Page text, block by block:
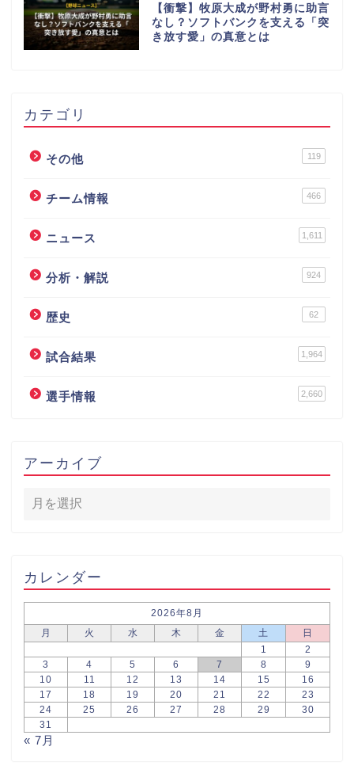
【衝撃】牧原大成が野村勇に助言
なし？ソフトバンクを支える「突
き放す愛」の真意とは
カテゴリ
その他 119
チーム情報 466
ニュース 1,611
分析・解説 924
歴史 62
試合結果 1,964
選手情報 2,660
アーカイブ
カレンダー
2026年8月
月
火 水 木 金 土
日
1
2
3
4 5 6 7 8
9
10
11 12 13 14 15
16
17
18 19 20 21 22
23
24
25 26 27 28 29
30
31
« 7月